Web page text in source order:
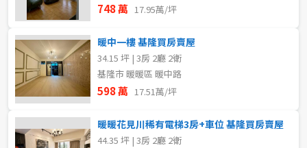
748 萬 17.95萬/坪
暖中一樓 基隆買房賣屋
34.15 坪 | 3房 2廳 2衛
基隆市 暖暖區 暖中路
598 萬 17.51萬/坪
暖暖花見川稀有電梯3房+車位 基隆買房賣屋
44.35 坪 | 3房 2廳 2衛